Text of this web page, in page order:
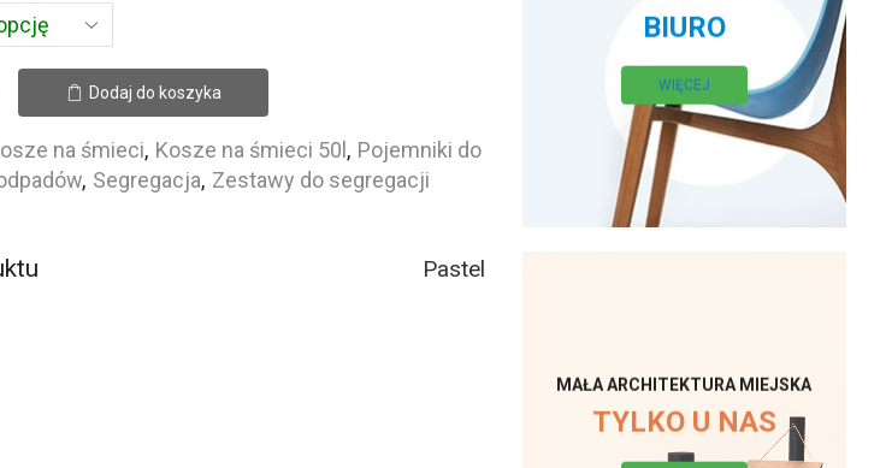
Dodaj do koszyka
na śmieci, Kosze na śmieci 50l , Pojemniki do
, Segregacja, Zestawy do segregacji
Pastel
BIURO
WIĘCEJ
MAŁA ARCHITEKTURA MIEJSKA
TYLKO U NAS